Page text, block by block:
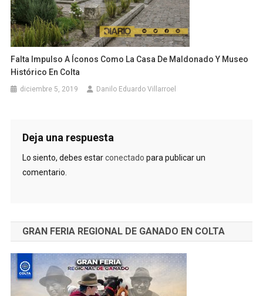
Falta Impulso A Íconos Como La Casa De Maldonado Y Museo
Histórico En Colta
diciembre 5, 2019 Danilo Eduardo Villarroel
Deja una respuesta
Lo siento, debes estarconectado para publicar un
comentario.
GRAN FERIA REGIONAL DE GANADO EN COLTA